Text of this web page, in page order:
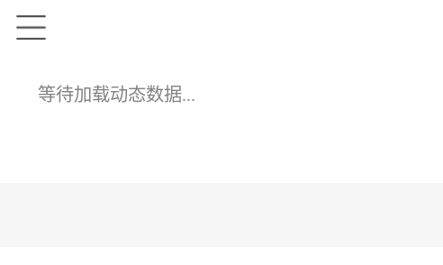
等待加载动态数据...